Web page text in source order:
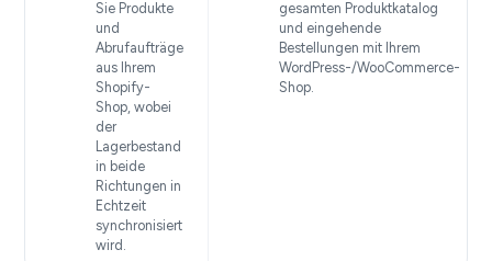
Sie Produkte
und
Abrufaufträge
aus Ihrem
Shopify-
Shop, wobei
der
Lagerbestand
in beide
Richtungen in
Echtzeit
synchronisiert
wird.
gesamten Produktkatalog
und eingehende
Bestellungen mit Ihrem
WordPress-/WooCommerce-
Shop.